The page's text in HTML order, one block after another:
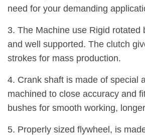
need for your demanding
3. The Machine use Rigid rotated
and well supported. The clutch
strokes for mass production.
4. Crank shaft is made of special
machined to close accuracy and
bushes for smooth working,
5. Properly sized flywheel, is